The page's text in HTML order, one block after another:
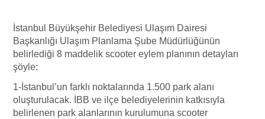
İstanbul Büyükşehir Belediyesi Ulaşım Dairesi
Başkanlığı Ulaşım Planlama Şube Müdürlüğünün
belirlediği 8 maddelik scooter eylem planının detayları
şöyle:
1-İstanbul’un farklı noktalarında 1.500 park alanı
oluşturulacak. İBB ve ilçe belediyelerinin katkısıyla
belirlenen park alanlarının kurulumuna scooter